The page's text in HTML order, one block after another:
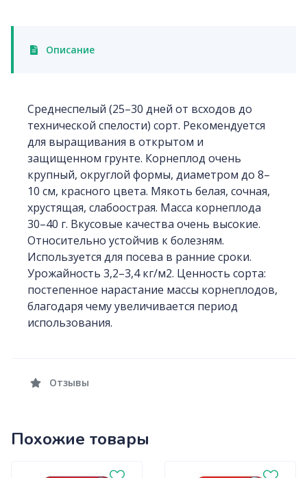
Описание
Среднеспелый (25–30 дней от всходов до
технической спелости) сорт. Рекомендуется
для выращивания в открытом и
защищенном грунте. Корнеплод очень
крупный, округлой формы, диаметром до 8–
10 см, красного цвета. Мякоть белая, сочная,
хрустящая, слабоострая. Масса корнеплода
30–40 г. Вкусовые качества очень высокие.
Относительно устойчив к болезням.
Используется для посева в ранние сроки.
Урожайность 3,2–3,4 кг/м2. Ценность сорта:
постепенное нарастание массы корнеплодов,
благодаря чему увеличивается период
использования.
Отзывы
Похожие товары